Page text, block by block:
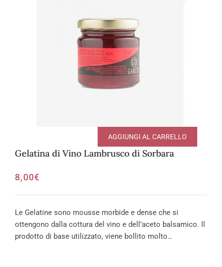
Gelatina di Vino Lambrusco di Sorbara
8,00€
AGGIUNGI AL CARRELLO
Le Gelatine sono mousse morbide e dense che si
ottengono dalla cottura del vino e dell’aceto balsamico. Il
prodotto di base utilizzato, viene bollito molto…